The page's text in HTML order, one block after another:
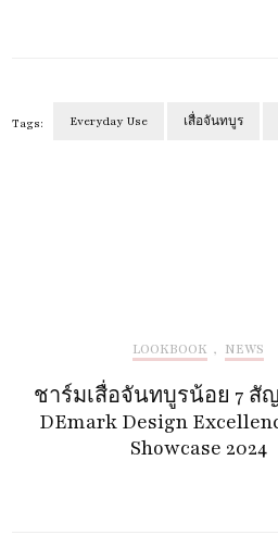
Tags: Everyday Use เสื่อจันทบูร
LOOKBOOK , NEWS
ชาร์มเสื่อจันทบูรน้อย 7 สั
DEmark Design
Showcase 2024